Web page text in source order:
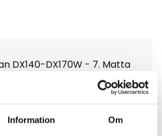
Information Om
DX140-DX170W - 7. Matta
det är en diamantmönstrad
enligt bild.